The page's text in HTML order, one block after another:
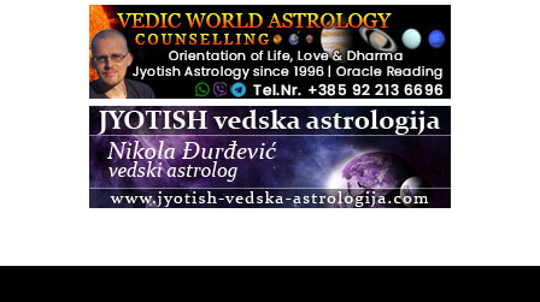
Zagreb
Osnovna radionica za izscjeljivanje pranom (Basic Pranic
Healing course)
Access BARS®, otpusti stres
Access Energetski Facelift®